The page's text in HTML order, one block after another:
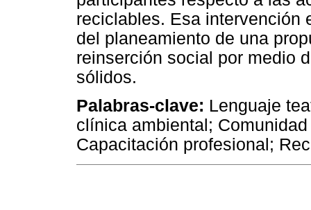
reciclables. Esa intervención
del planeamiento de una
reinserción social por medio
sólidos.
Palabras-clave: Lenguaje
clínica ambiental;
Capacitación profesional;